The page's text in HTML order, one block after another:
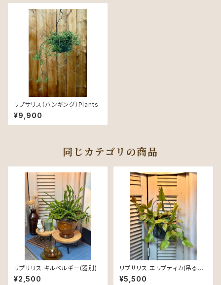
リプサリス（ハンギング）Plants
¥9,900
同じカテゴリの商品
リプサリス キルベルギー(器別)
¥2,500
リプサリス エリプティカ(吊るせ
る器付き)
¥5,500